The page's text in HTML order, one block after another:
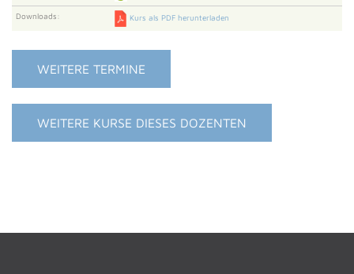
Downloads: Kurs als PDF herunterladen
WEITERE TERMINE
WEITERE KURSE DIESES DOZENTEN
ACADIENCHEN